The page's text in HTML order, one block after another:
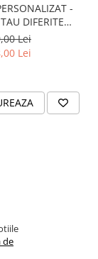
-
DIFERITE
Lei
Lei
de